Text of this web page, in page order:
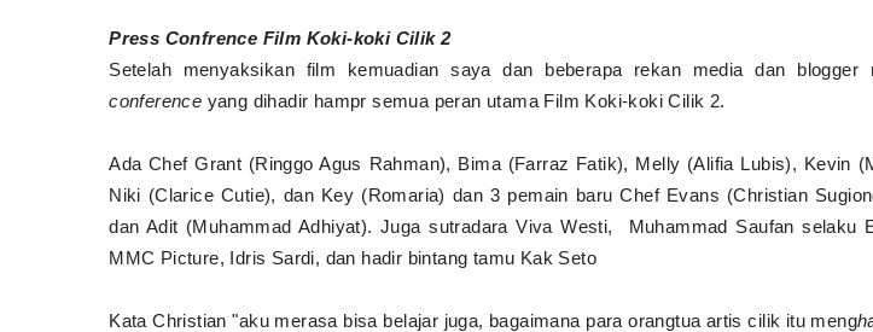
Press Confrence Film Koki-koki Cilik 2
Setelah menyaksikan film kemuadian saya dan beberapa rekan media dan blogger
conference yang dihadir hampr semua peran utama Film Koki-koki Cilik 2.
Ada Chef Grant (Ringgo Agus Rahman), Bima (Farraz Fatik), Melly (Alifia Lubis), Kevin
Niki (Clarice Cutie), dan Key (Romaria) dan 3 pemain baru Chef Evans (Christian
dan Adit (Muhammad Adhiyat). Juga sutradara Viva Westi, Muhammad Saufan selaku
MMC Picture, Idris Sardi, dan hadir bintang tamu Kak Seto
Kata Christian "aku merasa bisa belajar juga, bagaimana para orangtua artis cilik itu meng